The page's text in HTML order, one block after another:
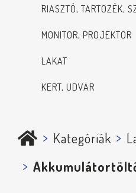
RIASZTÓ, TARTOZÉK,
MONITOR, PROJEKTOR
LAKAT
KERT, UDVAR
Kategóriák